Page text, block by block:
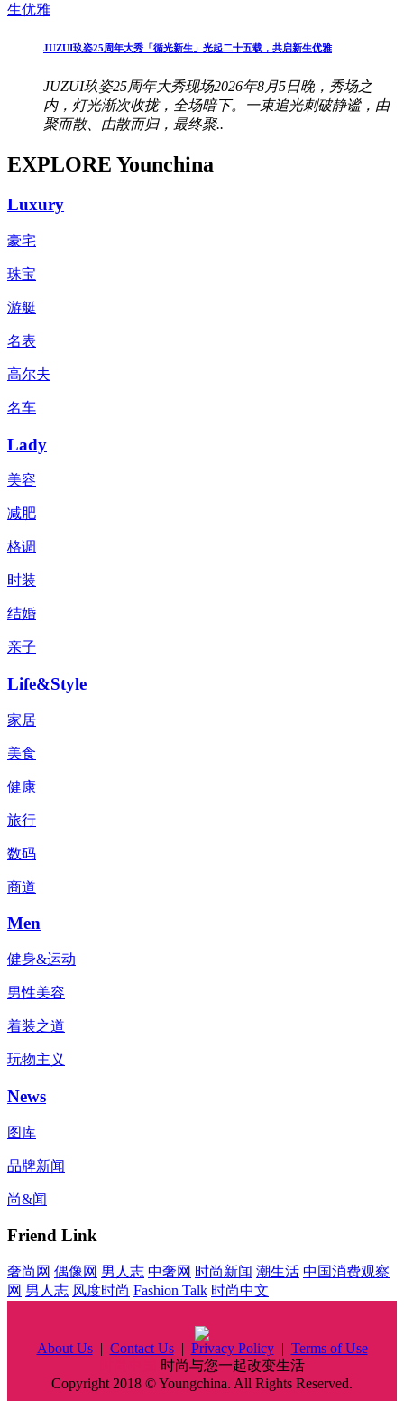
JUZUI玖姿25周年大秀「循光新生」光起二十五载，共启新生优雅
JUZUI玖姿25周年大秀现场2026年8月5日晚，秀场之
内，灯光渐次收拢，全场暗下。一束追光刺破静谧，由
聚而散、由散而归，最终聚..
EXPLORE Younchina
Luxury
豪宅
珠宝
游艇
名表
高尔夫
名车
Lady
美容
减肥
格调
时装
结婚
亲子
Life&Style
家居
美食
健康
旅行
数码
商道
Men
健身&运动
男性美容
着装之道
玩物主义
News
图库
品牌新闻
尚&闻
Friend Link
奢尚网 偶像网 男人志 中奢网 时尚新闻 潮生活 中国消费观察
网 男人志 风度时尚 Fashion Talk 时尚中文
About Us| Contact Us| Privacy Policy| Terms of Use
时尚与您一起改变生活
Copyright 2018 © Youngchina. All Rights Reserved.